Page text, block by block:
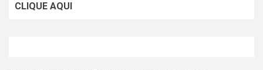
CLIQUE AQUI